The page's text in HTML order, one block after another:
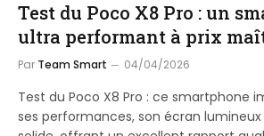
Test du Poco X8 Pro : un
ultra performant à prix
Par Team Smart 04/04/2026
Test du Poco X8 Pro : ce smartphone
ses performances, son écran